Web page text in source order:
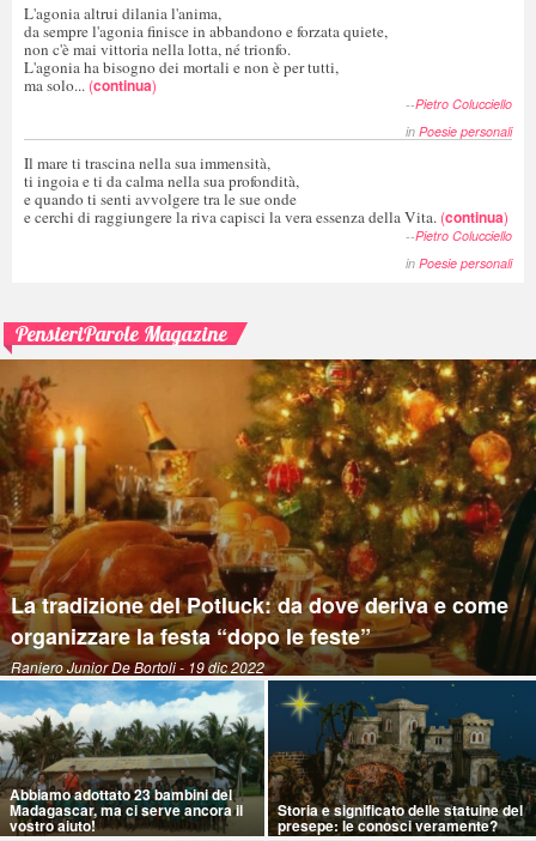
L'agonia altrui dilania l'anima,
da sempre l'agonia finisce in abbandono e forzata quiete,
non c'è mai vittoria nella lotta, né trionfo.
L'agonia ha bisogno dei mortali e non è per tutti,
ma solo... (continua)
--Pietro Colucciello
in Poesie personali
Il mare ti trascina nella sua immensità,
ti ingoia e ti da calma nella sua profondità,
e quando ti senti avvolgere tra le sue onde
e cerchi di raggiungere la riva capisci la vera essenza della Vita. (continua)
--Pietro Colucciello
in Poesie personali
PensieriParole Magazine
La tradizione del Potluck: da dove deriva e come
organizzare la festa “dopo le feste”
Raniero Junior De Bortoli- 19 dic 2022
Abbiamo adottato 23 bambini del
Madagascar, ma ci serve ancora il
vostro aiuto!
Storia e significato delle statuine del
presepe: le conosci veramente?